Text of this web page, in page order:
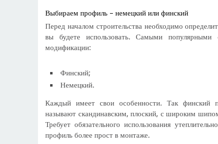
Выбираем профиль – немецкий или финский
Перед началом строительства необходимо
вы будете использовать. Самыми популярными
модификации:
Финский;
Немецкий.
Каждый имеет свои особенности. Так финский
называют скандинавским, плоский, с широким
Требует обязательного использования
профиль более прост в монтаже.